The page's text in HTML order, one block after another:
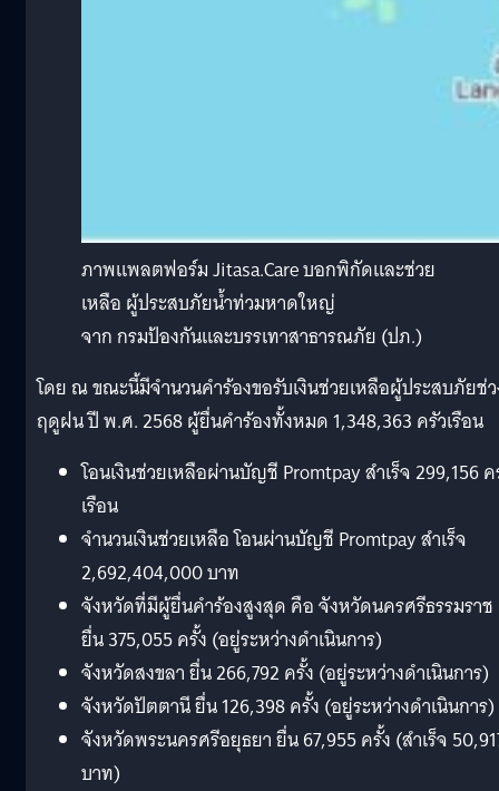
ภาพแพลตฟอร์ม Jitasa.Care บอกพิกัดและช่วย
เหลือ ผู้ประสบภัยน้ำท่วมหาดใหญ่
จาก กรมป้องกันและบรรเทาสาธารณภัย (ปภ.)
โดย ณ ขณะนี้มีจำนวนคำร้องขอรับเงินช่วยเหลือผู้ประสบภัยช่
ฤดูฝน ปี พ.ศ. 2568 ผู้ยื่นคำร้องทั้งหมด 1,348,363 ครัวเรือน
โอนเงินช่วยเหลือผ่านบัญชี Promtpay สำเร็จ 299,156
เรือน
จำนวนเงินช่วยเหลือ โอนผ่านบัญชี Promtpay สำเร็จ
2,692,404,000 บาท
จังหวัดที่มีผู้ยื่นคำร้องสูงสุด คือ จังหวัดนครศรีธรรมราช
ยื่น 375,055 ครั้ง (อยู่ระหว่างดำเนินการ)
จังหวัดสงขลา ยื่น 266,792 ครั้ง (อยู่ระหว่างดำเนินการ)
จังหวัดปัตตานี ยื่น 126,398 ครั้ง (อยู่ระหว่างดำเนินการ)
จังหวัดพระนครศรีอยุธยา ยื่น 67,955 ครั้ง (สำเร็จ
บาท)